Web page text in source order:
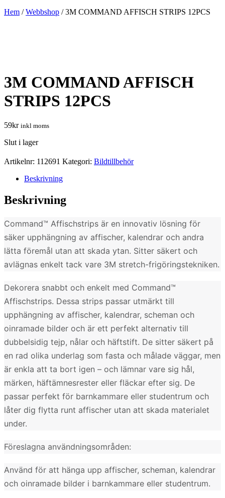
Hem /Webbshop /3M COMMAND AFFISCH STRIPS 12PCS
3M COMMAND AFFISCH
STRIPS 12PCS
59kr inkl moms
Slut i lager
Artikelnr: 112691 Kategori: Bildtillbehör
Beskrivning
Beskrivning
Command™ Affischstrips är en innovativ lösning för
säker upphängning av affischer, kalendrar och andra
lätta föremål utan att skada ytan. Sitter säkert och
avlägnas enkelt tack vare 3M stretch-frigöringstekniken.
Dekorera snabbt och enkelt med Command™
Affischstrips. Dessa strips passar utmärkt till
upphängning av affischer, kalendrar, scheman och
oinramade bilder och är ett perfekt alternativ till
dubbelsidig tejp, nålar och häftstift. De sitter säkert på
en rad olika underlag som fasta och målade väggar, men
är enkla att ta bort igen – och lämnar vare sig hål,
märken, häftämnesrester eller fläckar efter sig. De
passar perfekt för barnkammare eller studentrum och
låter dig flytta runt affischer utan att skada materialet
under.
Föreslagna användningsområden:
Använd för att hänga upp affischer, scheman, kalendrar
och oinramade bilder i barnkammare eller studentrum.